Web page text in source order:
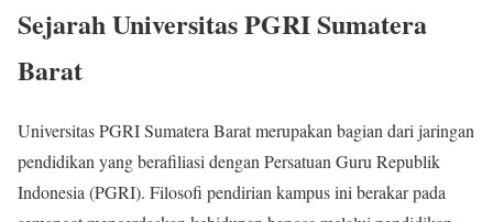
Sejarah Universitas PGRI Sumatera
Barat
Universitas PGRI Sumatera Barat merupakan bagian dari jaringan
pendidikan yang berafiliasi dengan Persatuan Guru Republik
Indonesia (PGRI). Filosofi pendirian kampus ini berakar pada